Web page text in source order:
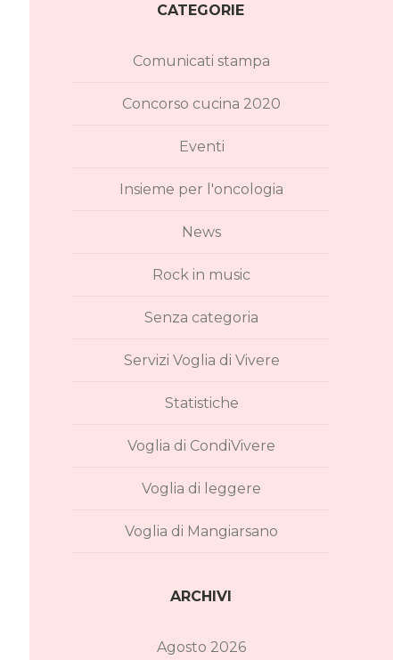
CATEGORIE
Comunicati stampa
Concorso cucina 2020
Eventi
Insieme per l'oncologia
News
Rock in music
Senza categoria
Servizi Voglia di Vivere
Statistiche
Voglia di CondiVivere
Voglia di leggere
Voglia di Mangiarsano
ARCHIVI
Agosto 2026